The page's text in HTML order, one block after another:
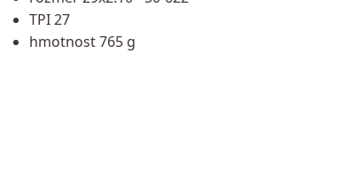
TPI 27
hmotnost 765 g